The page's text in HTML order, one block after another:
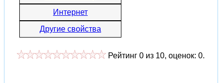
Интернет
Другие свойства
Рейтинг 0 из 10, оценок: 0.